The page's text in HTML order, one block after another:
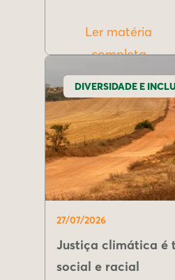
Ler matéria
completa
DIVERSIDADE E
27/07/2026
Justiça climática é
social e racial